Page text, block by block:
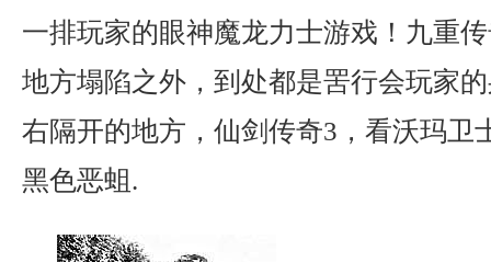
一排玩家的眼神魔龙力士游戏！九重
地方塌陷之外，到处都是罟行会玩家
右隔开的地方，仙剑传奇3，看沃玛卫
黑色恶蛆.